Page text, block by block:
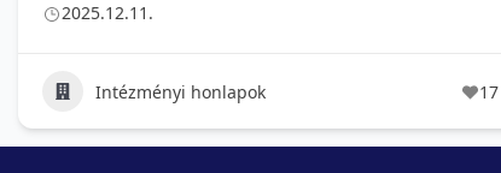
2025.12.11.
Intézményi honlapok 17